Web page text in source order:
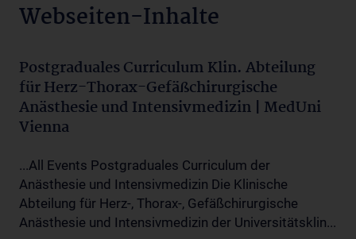
Webseiten-Inhalte
Postgraduales Curriculum Klin. Abteilung
für Herz-Thorax-Gefäßchirurgische
Anästhesie und Intensivmedizin | MedUni
Vienna
...All Events Postgraduales Curriculum der
Anästhesie und Intensivmedizin Die Klinische
Abteilung für Herz-, Thorax-, Gefäßchirurgische
Anästhesie und Intensivmedizin der Universitätsklin...